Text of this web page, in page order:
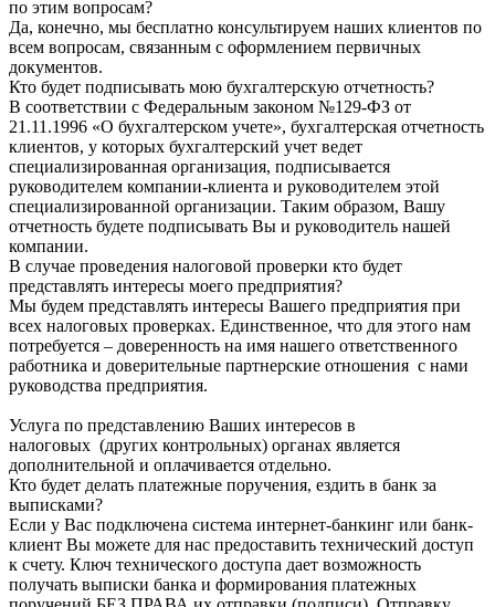
по этим вопросам?
Да, конечно, мы бесплатно консультируем наших клиентов по
всем вопросам, связанным с оформлением первичных
документов.
Кто будет подписывать мою бухгалтерскую отчетность?
В соответствии с Федеральным законом №129-ФЗ от
21.11.1996 «О бухгалтерском учете», бухгалтерская отчетность
клиентов, у которых бухгалтерский учет ведет
специализированная организация, подписывается
руководителем компании-клиента и руководителем этой
специализированной организации. Таким образом, Вашу
отчетность будете подписывать Вы и руководитель нашей
компании.
В случае проведения налоговой проверки кто будет
представлять интересы моего предприятия?
Мы будем представлять интересы Вашего предприятия при
всех налоговых проверках. Единственное, что для этого нам
потребуется – доверенность на имя нашего ответственного
работника и доверительные партнерские отношения с нами
руководства предприятия.
Услуга по представлению Ваших интересов в
налоговых (других контрольных) органах является
дополнительной и оплачивается отдельно.
Кто будет делать платежные поручения, ездить в банк за
выписками?
Если у Вас подключена система интернет-банкинг или банк-
клиент Вы можете для нас предоставить технический доступ
к счету. Ключ технического доступа дает возможность
получать выписки банка и формирования платежных